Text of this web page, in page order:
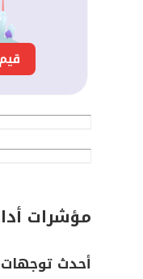
مؤشرات
أحدث توجهات